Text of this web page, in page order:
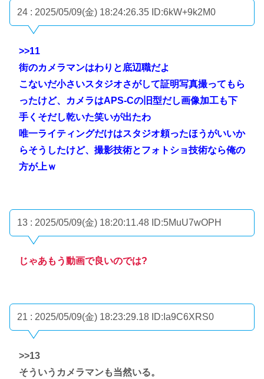
24 : 2025/05/09(金) 18:24:26.35 ID:6kW+9k2M0
>>11
街のカメラマンはわりと底辺職だよ
こないだ小さいスタジオさがして証明写真撮ってもら
ったけど、カメラはAPS-Cの旧型だし画像加工も下
手くそだし乾いた笑いが出たわ
唯一ライティングだけはスタジオ頼ったほうがいいか
らそうしたけど、撮影技術とフォトショ技術なら俺の
方が上ｗ
13 : 2025/05/09(金) 18:20:11.48 ID:5MuU7wOPH
じゃあもう動画で良いのでは?
21 : 2025/05/09(金) 18:23:29.18 ID:Ia9C6XRS0
>>13
そういうカメラマンも当然いる。